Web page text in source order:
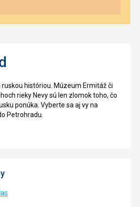
ruskou históriou. Múzeum Ermitáž či
rieky Nevy sú len zlomok toho, čo
ponúka. Vyberte sa aj vy na
Petrohradu.